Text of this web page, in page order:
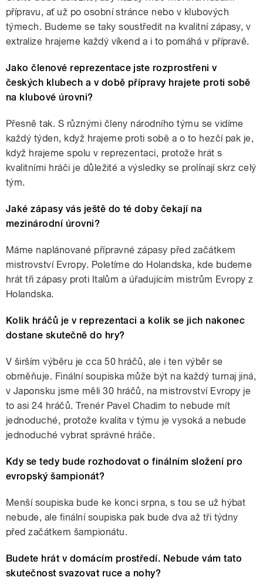
přípravu, ať už po osobní stránce nebo v klubových
týmech. Budeme se taky soustředit na kvalitní zápasy, v
extralize hrajeme každý víkend a i to pomáhá v přípravě.
Jako členové reprezentace jste rozprostřeni v
českých klubech a v době přípravy hrajete proti sobě
na klubové úrovni?
Přesně tak. S různými členy národního týmu se vidíme
každý týden, když hrajeme proti sobě a o to hezčí pak je,
když hrajeme spolu v reprezentaci, protože hrát s
kvalitními hráči je důležité a výsledky se prolínají skrz celý
tým.
Jaké zápasy vás ještě do té doby čekají na
mezinárodní úrovni?
Máme naplánované přípravné zápasy před začátkem
mistrovství Evropy. Poletíme do Holandska, kde budeme
hrát tři zápasy proti Italům a úřadujícím mistrům Evropy z
Holandska.
Kolik hráčů je v reprezentaci a kolik se jich nakonec
dostane skutečně do hry?
V širším výběru je cca 50 hráčů, ale i ten výběr se
obměňuje. Finální soupiska může být na každý turnaj jiná,
v Japonsku jsme měli 30 hráčů, na mistrovství Evropy je
to asi 24 hráčů. Trenér Pavel Chadim to nebude mít
jednoduché, protože kvalita v týmu je vysoká a nebude
jednoduché vybrat správné hráče.
Kdy se tedy bude rozhodovat o finálním složení pro
evropský šampionát?
Menší soupiska bude ke konci srpna, s tou se už hýbat
nebude, ale finální soupiska pak bude dva až tři týdny
před začátkem šampionátu.
Budete hrát v domácím prostředí. Nebude vám tato
skutečnost svazovat ruce a nohy?